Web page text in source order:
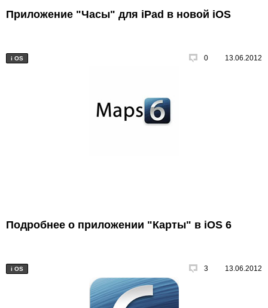
Приложение "Часы" для iPad в новой iOS
i OS 0 13.06.2012
Подробнее о приложении "Карты" в iOS 6
i OS 3 13.06.2012